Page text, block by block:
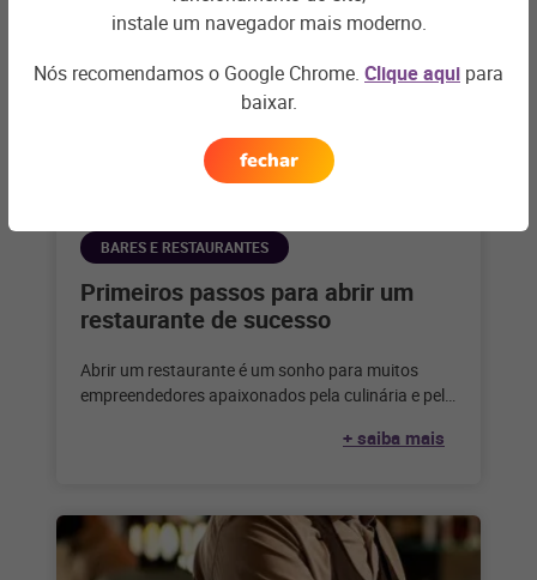
BARES E RESTAURANTES
Primeiros passos para abrir um
restaurante de sucesso
Abrir um restaurante é um sonho para muitos
empreendedores apaixonados pela culinária e pelo
+ saiba mais
instale um navegador mais moderno.
Nós recomendamos o Google Chrome. Clique aqui para
baixar.
fechar